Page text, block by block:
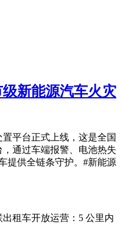
新能源汽车火灾
置平台正式上线，这是全国
通过车端报警、电池热失
提供全链条守护。#新能源